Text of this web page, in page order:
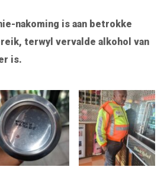
nakoming is aan betrokke
terwyl vervalde alkohol van
is.